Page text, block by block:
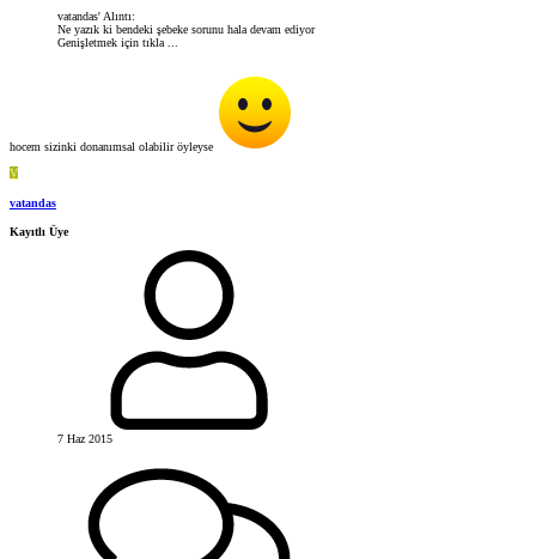
vatandas' Alıntı:
Ne yazık ki bendeki şebeke sorunu hala devam ediyor
Genişletmek için tıkla ...
hocem sizinki donanımsal olabilir öyleyse
V
vatandas
Kayıtlı Üye
7 Haz 2015